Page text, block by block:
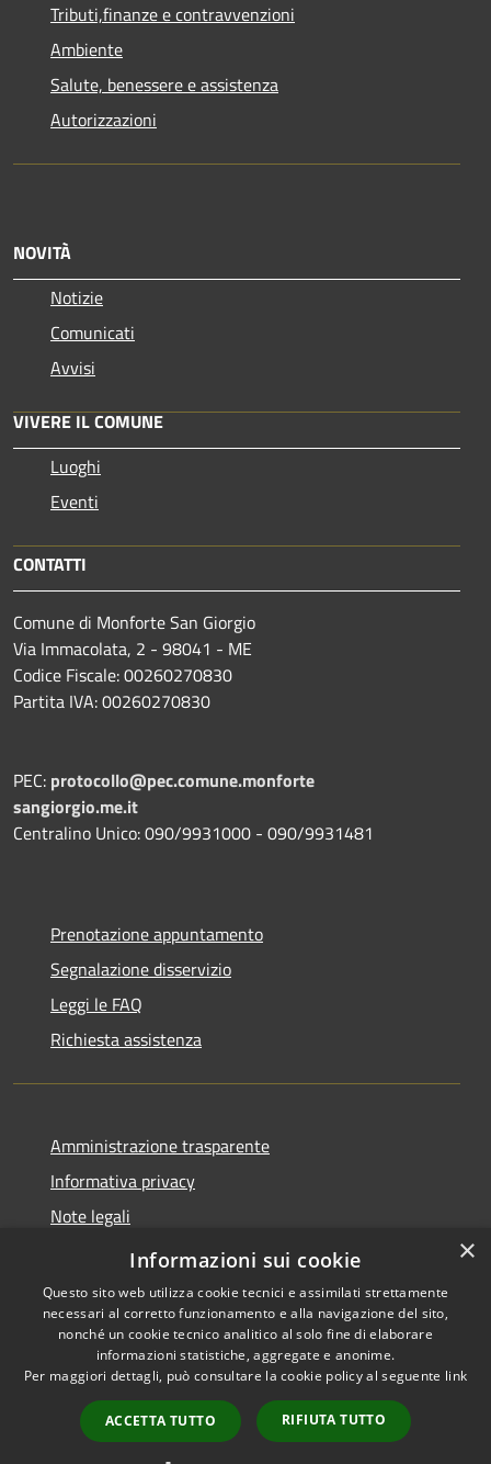
Tributi,finanze e contravvenzioni
Ambiente
Salute, benessere e assistenza
Autorizzazioni
NOVITÀ
Notizie
Comunicati
Avvisi
VIVERE IL COMUNE
Luoghi
Eventi
CONTATTI
Comune di Monforte San Giorgio
Via Immacolata, 2 - 98041 - ME
Codice Fiscale: 00260270830
Partita IVA: 00260270830
PEC: protocollo@pec.comune.monforte
sangiorgio.me.it
Centralino Unico: 090/9931000 - 090/9931481
Prenotazione appuntamento
Segnalazione disservizio
Leggi le FAQ
Richiesta assistenza
Amministrazione trasparente
Informativa privacy
Note legali
Dichiarazione di accessibilità
Accessibilità
Copyright © 2026 • Comune di
Monforte San Giorgio •
Powered byMunicipium
Accesso redazione
×
Informazioni sui cookie
Questo sito web utilizza cookie tecnici e assimilati strettamente
necessari al corretto funzionamento e alla navigazione del sito,
nonché un cookie tecnico analitico al solo fine di elaborare
informazioni statistiche, aggregate e anonime.
Per maggiori dettagli, può consultare la cookie policy al seguente link
ACCETTA TUTTO RIFIUTA TUTTO